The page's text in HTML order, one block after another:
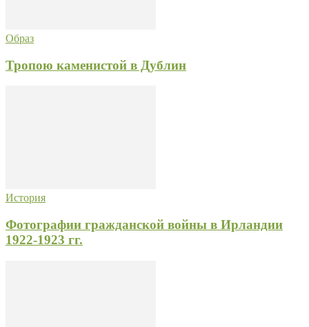
Образ
Тропою каменистой в Дублин
История
Фотографии гражданской войны в Ирландии
1922-1923 гг.